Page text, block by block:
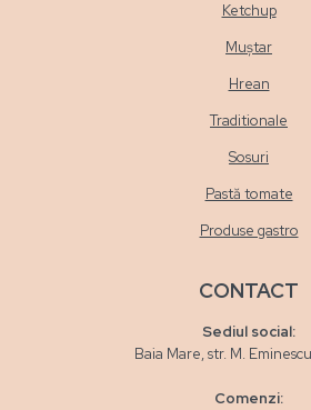
Ketchup
Muștar
Hrean
Traditionale
Sosuri
Pastă tomate
Produse gastro
CONTACT
Sediul social:
Baia Mare, str. M.
Comenzi: